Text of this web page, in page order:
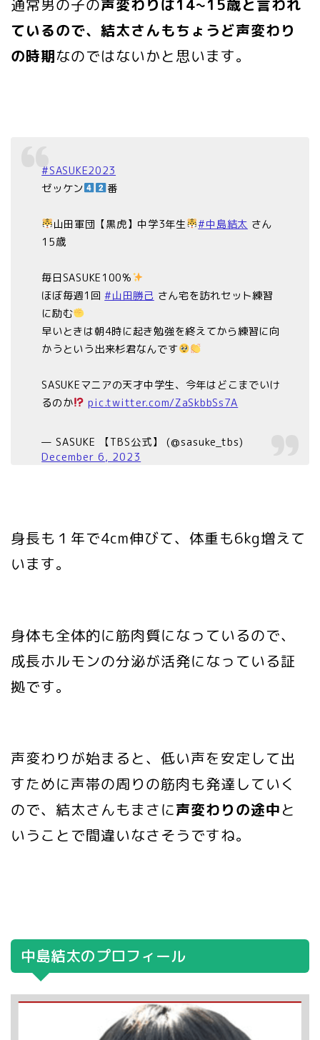
通常男の子の声変わりは14~15歳と言われ
ているので、結太さんもちょうど声変わり
の時期なのではないかと思います。
#SASUKE2023
ゼッケン
番
山田軍団【黒虎】中学3年生 #中島結太 さん
15歳
毎日SASUKE100%
ほぼ毎週1回#山田勝己 さん宅を訪れセット練習
に励む
早いときは朝4時に起き勉強を終えてから練習に向
かうという出来杉君なんです
SASUKEマニアの天才中学生、今年はどこまでいけ
るのか
pic.twitter.com/ZaSkbbSs7A
— SASUKE 【TBS公式】 (@sasuke_tbs)
December 6, 2023
身長も１年で4cm伸びて、体重も6kg増えて
います。
身体も全体的に筋肉質になっているので、
成長ホルモンの分泌が活発になっている証
拠です。
声変わりが始まると、低い声を安定して出
すために声帯の周りの筋肉も発達していく
ので、結太さんもまさに声変わりの途中と
いうことで間違いなさそうですね。
中島結太のプロフィール